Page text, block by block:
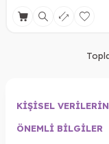
KIŞISEL
ÖNEMLI BILGILER